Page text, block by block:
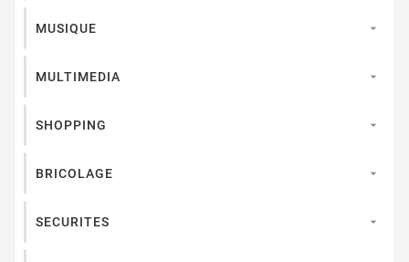
MUSIQUE 
MULTIMEDIA 
SHOPPING 
BRICOLAGE 
SECURITES 